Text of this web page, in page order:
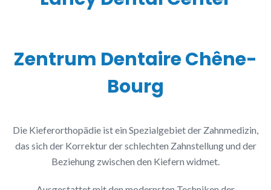
Zentrum Dentaire Chêne-
Bourg
Die Kieferorthopädie ist ein Spezialgebiet der Zahnmedizin,
das sich der Korrektur der schlechten Zahnstellung und der
Beziehung zwischen den Kiefern widmet.